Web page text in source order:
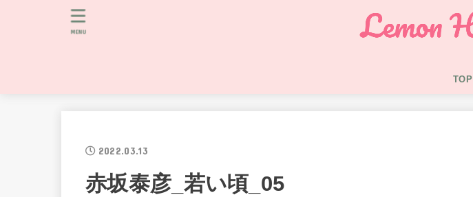
TOP
MENU
2022.03.13
赤坂泰彦_若い頃_05